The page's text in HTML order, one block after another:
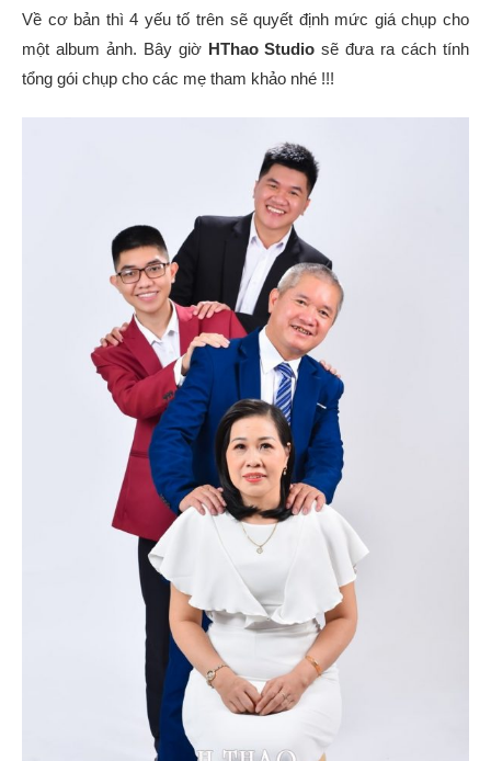
Về cơ bản thì 4 yếu tố trên sẽ quyết định mức giá chụp cho
một album ảnh. Bây giờ HThao Studio sẽ đưa ra cách tính
tổng gói chụp cho các mẹ tham khảo nhé !!!